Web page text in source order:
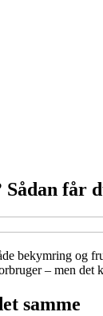
får
bekymring og
– men
samme